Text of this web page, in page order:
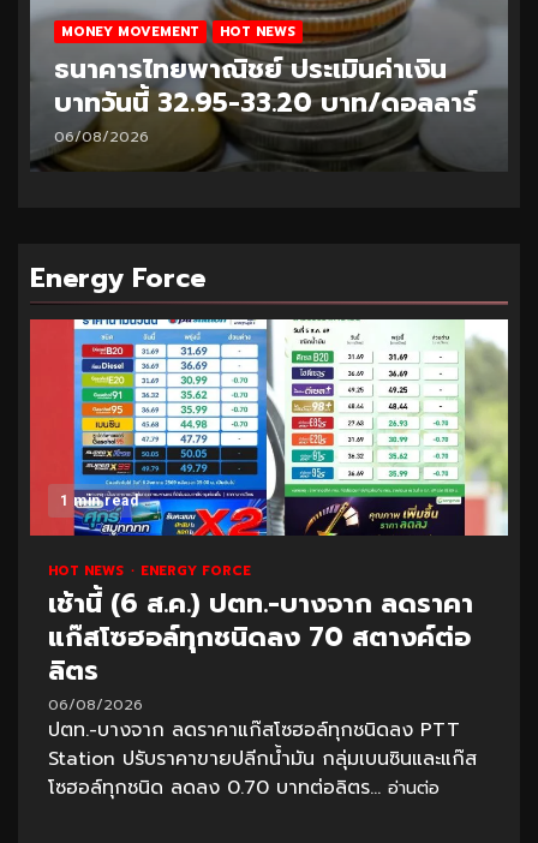
MONEY MOVEMENT HOT NEWS
ธนาคารไทยพาณิชย์ ประเมินค่าเงิน
บาทวันนี้ 32.95-33.20 บาท/ดอลลาร์
06/08/2026
Energy Force
1 min read
HOT NEWS ENERGY FORCE
เช้านี้ (6 ส.ค.) ปตท.-บางจาก ลดราคา
แก๊สโซฮอล์ทุกชนิดลง 70 สตางค์ต่อ
ลิตร
06/08/2026
ปตท.-บางจาก ลดราคาแก๊สโซฮอล์ทุกชนิดลง PTT
Station ปรับราคาขายปลีกน้ำมัน กลุ่มเบนซินและแก๊ส
โซฮอล์ทุกชนิด ลดลง 0.70 บาทต่อลิตร... อ่านต่อ